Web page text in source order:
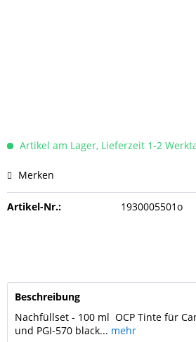
Artikel am Lager, Lieferzeit 1-2
Merken
Artikel-Nr.: 1930005501o
Beschreibung
Nachfüllset - 100 ml OCP Tinte für
und PGI-570 black... mehr